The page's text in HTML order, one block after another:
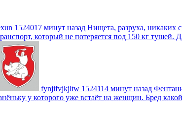
1524017 минут назад Нищета, разруха, никаких
который не потеряется под 150 кг тушей.
fynjifvjkjltw 1524114 минут назад
у которого уже встаёт на женщин. Бред